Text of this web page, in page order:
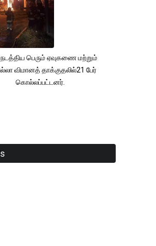
பெரும் ஏவுகணை மற்றும்
விமானத் தாக்குதலில்21 பேர்
கொல்லப்பட்டனர்.